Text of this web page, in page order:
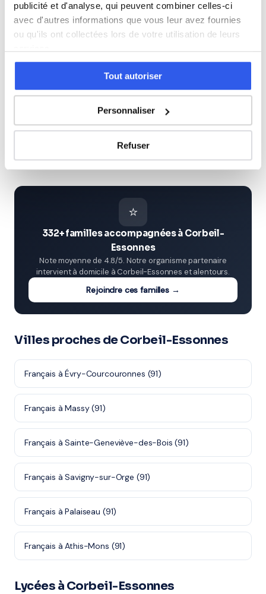
publicité et d'analyse, qui peuvent combiner celles-ci
avec d'autres informations que vous leur avez fournies
ou qu'ils ont collectées lors de votre utilisation de leurs
Tout autoriser
Personnaliser
Refuser
Seconde (Lycée)
Première (Lycée)
Études supérieures (Supérieur & Adultes)
Adultes (Supérieur & Adultes)
⭐
332+ familles accompagnées à Corbeil-
Essonnes
Note moyenne de 4.8/5. Notre organisme partenaire
intervient à domicile à Corbeil-Essonnes et alentours.
Rejoindre ces familles →
Villes proches de Corbeil-Essonnes
Français à Évry-Courcouronnes (91)
Français à Massy (91)
Français à Sainte-Geneviève-des-Bois (91)
Français à Savigny-sur-Orge (91)
Français à Palaiseau (91)
Français à Athis-Mons (91)
Lycées à Corbeil-Essonnes